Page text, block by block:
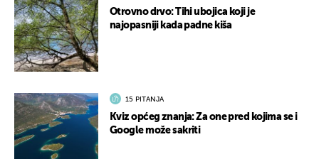
Otrovno drvo: Tihi ubojica koji je
najopasniji kada padne kiša
15 PITANJA
Kviz općeg znanja: Za one pred kojima se i
Google može sakriti